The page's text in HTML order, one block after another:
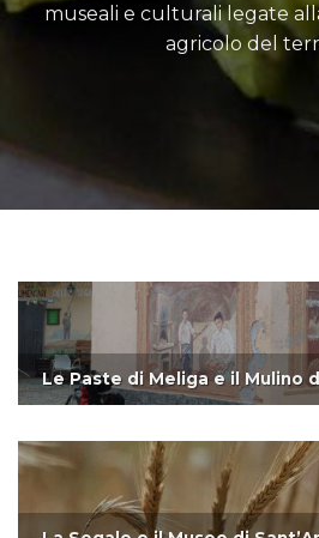
museali e culturali legate
agricolo del
Le Paste di Meliga e il Mulino